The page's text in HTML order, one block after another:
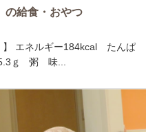
の給食・おやつ
】 エネルギー184kcal たんぱ
ｇ 粥 味...